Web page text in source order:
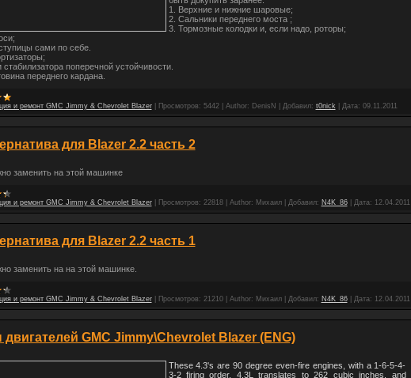
1. Верхние и нижние шаровые;
2. Сальники переднего моста ;
3. Тормозные колодки и, если надо, роторы;
сами по себе.
стабилизатора поперечной устойчивости.
переднего кардана.
и ремонт GMC Jimmy & Chevrolet Blazer| Просмотров: 5442| Author: DenisN Добавил: t0nick| Дата: 09.11.2011
для Blazer 2.2 часть 2
заменить на этой машинке
и ремонт GMC Jimmy & Chevrolet Blazer| Просмотров: 22818| Author: Михаил| Добавил: N4K_86| Дата: 12.04.2011
для Blazer 2.2 часть 1
заменить на на этой машинке.
и ремонт GMC Jimmy & Chevrolet Blazer| Просмотров: 21210| Author: Михаил| Добавил: N4K_86| Дата: 12.04.2011
GMC Jimmy\Chevrolet Blazer (ENG)
These 4.3's are 90 degree even-fire engines, with a 1-6-5-4-
3-2 firing order.
4.3L translates to 262 cubic inches, and